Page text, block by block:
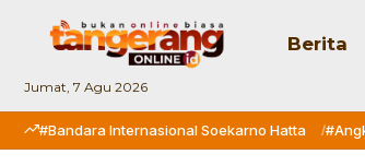
Jumat, 7 Agu 2026
Berita
#Bandara Internasional Soekarno Hatta